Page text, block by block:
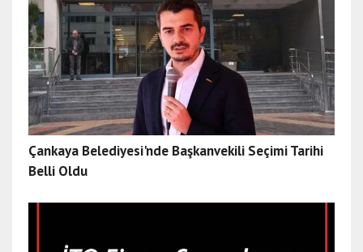
Çankaya Belediyesi'nde Başkanvekili Seçimi Tarihi
Belli Oldu